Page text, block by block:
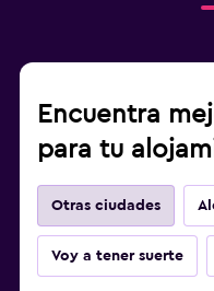
Encuentra
para tu
Otras ciudades
Voy a tener suerte